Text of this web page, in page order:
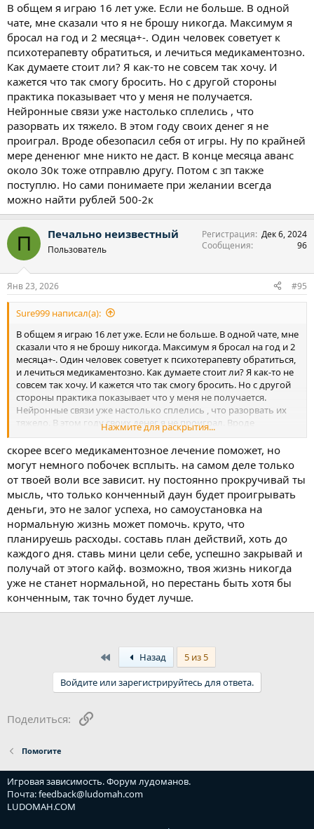
В общем я играю 16 лет уже. Если не больше. В одной
чате, мне сказали что я не брошу никогда. Максимум я
бросал на год и 2 месяца+-. Один человек советует к
психотерапевту обратиться, и лечиться медикаментозно.
Как думаете стоит ли? Я как-то не совсем так хочу. И
кажется что так смогу бросить. Но с другой стороны
практика показывает что у меня не получается.
Нейронные связи уже настолько сплелись , что
разорвать их тяжело. В этом году своих денег я не
проиграл. Вроде обезопасил себя от игры. Ну по крайней
мере дененюг мне никто не даст. В конце месяца аванс
около 30к тоже отправлю другу. Потом с зп также
поступлю. Но сами понимаете при желании всегда
можно найти рублей 500-2к
П Печально неизвестный
Пользователь
Регистрация Дек 6, 2024
Сообщения
96
Янв 23, 2026 #95
Sure999 написал(а):
В общем я играю 16 лет уже. Если не больше. В одной чате, мне
сказали что я не брошу никогда. Максимум я бросал на год и 2
месяца+-. Один человек советует к психотерапевту обратиться,
и лечиться медикаментозно. Как думаете стоит ли? Я как-то не
совсем так хочу. И кажется что так смогу бросить. Но с другой
стороны практика показывает что у меня не получается.
Нейронные связи уже настолько сплелись , что разорвать их
тяжело. В этом году своих денег я не проиграл. Вроде
обезопасил себя от игры. Ну по крайней мере дененюг мне
никто не даст. В конце месяца аванс около 30к тоже отправлю
другу. Потом с зп также поступлю. Но сами понимаете при
желании всегда можно найти рублей 500-2к
Нажмите для раскрытия...
скорее всего медикаментозное лечение поможет, но
могут немного побочек всплыть. на самом деле только
от твоей воли все зависит. ну постоянно прокручивай ты
мысль, что только конченный даун будет проигрывать
деньги, это не залог успеха, но самоустановка на
нормальную жизнь может помочь. круто, что
планируешь расходы. составь план действий, хоть до
каждого дня. ставь мини цели себе, успешно закрывай и
получай от этого кайф. возможно, твоя жизнь никогда
уже не станет нормальной, но перестань быть хотя бы
конченным, так точно будет лучше.
Назад
5 из 5
Войдите или зарегистрируйтесь для ответа.
Поделиться: Ссылка
Помогите
Игровая зависимость. Форум лудоманов.
Почта: feedback@ludomah.com
LUDOMAH.COM